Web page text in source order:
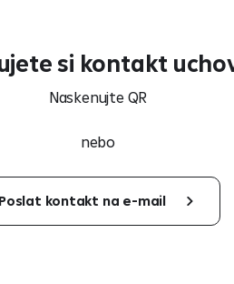
si kontakt
Naskenujte QR
nebo
Poslat kontakt na e-mail